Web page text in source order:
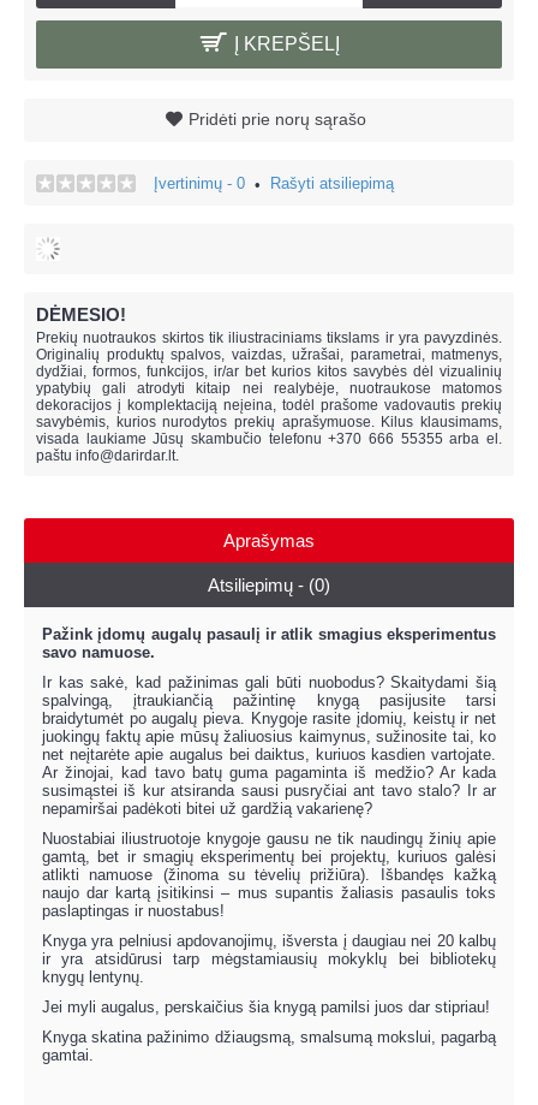
Į KREPŠELĮ
Pridėti prie norų sąrašo
Įvertinimų - 0 • Rašyti atsiliepimą
DĖMESIO!
Prekių nuotraukos skirtos tik iliustraciniams tikslams ir yra pavyzdinės.
Originalių produktų spalvos, vaizdas, užrašai, parametrai, matmenys,
dydžiai, formos, funkcijos, ir/ar bet kurios kitos savybės dėl vizualinių
ypatybių gali atrodyti kitaip nei realybėje, nuotraukose matomos
dekoracijos į komplektaciją neįeina, todėl prašome vadovautis prekių
savybėmis, kurios nurodytos prekių aprašymuose. Kilus klausimams,
visada laukiame Jūsų skambučio telefonu +370 666 55355 arba el.
paštu info@darirdar.lt.
Aprašymas
Atsiliepimų - (0)
Pažink įdomų augalų pasaulį ir atlik smagius eksperimentus
savo namuose.
Ir kas sakė, kad pažinimas gali būti nuobodus? Skaitydami šią
spalvingą, įtraukiančią pažintinę knygą pasijusite tarsi
braidytumėt po augalų pieva. Knygoje rasite įdomių, keistų ir net
juokingų faktų apie mūsų žaliuosius kaimynus, sužinosite tai, ko
net neįtarėte apie augalus bei daiktus, kuriuos kasdien vartojate.
Ar žinojai, kad tavo batų guma pagaminta iš medžio? Ar kada
susimąstei iš kur atsiranda sausi pusryčiai ant tavo stalo? Ir ar
nepamiršai padėkoti bitei už gardžią vakarienę?
Nuostabiai iliustruotoje knygoje gausu ne tik naudingų žinių apie
gamtą, bet ir smagių eksperimentų bei projektų, kuriuos galėsi
atlikti namuose (žinoma su tėvelių prižiūra). Išbandęs kažką
naujo dar kartą įsitikinsi – mus supantis žaliasis pasaulis toks
paslaptingas ir nuostabus!
Knyga yra pelniusi apdovanojimų, išversta į daugiau nei 20 kalbų
ir yra atsidūrusi tarp mėgstamiausių mokyklų bei bibliotekų
knygų lentynų.
Jei myli augalus, perskaičius šia knygą pamilsi juos dar stipriau!
Knyga skatina pažinimo džiaugsmą, smalsumą mokslui, pagarbą
gamtai.